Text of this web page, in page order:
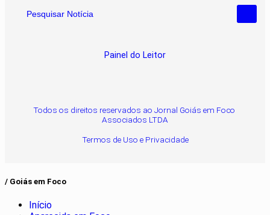
Pesquisar Notícia
Painel do Leitor
Todos os direitos reservados ao Jornal Goiás em Foco
Associados LTDA
Termos de Uso e Privacidade
/ Goiás em Foco
Início